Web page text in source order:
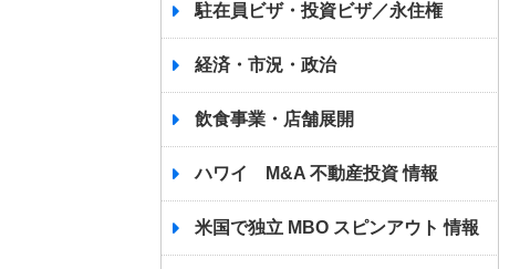
駐在員ビザ・投資ビザ／永住権
経済・市況・政治
飲食事業・店舗展開
ハワイ M&A 不動産投資 情報
米国で独立 MBO スピンアウト 情報